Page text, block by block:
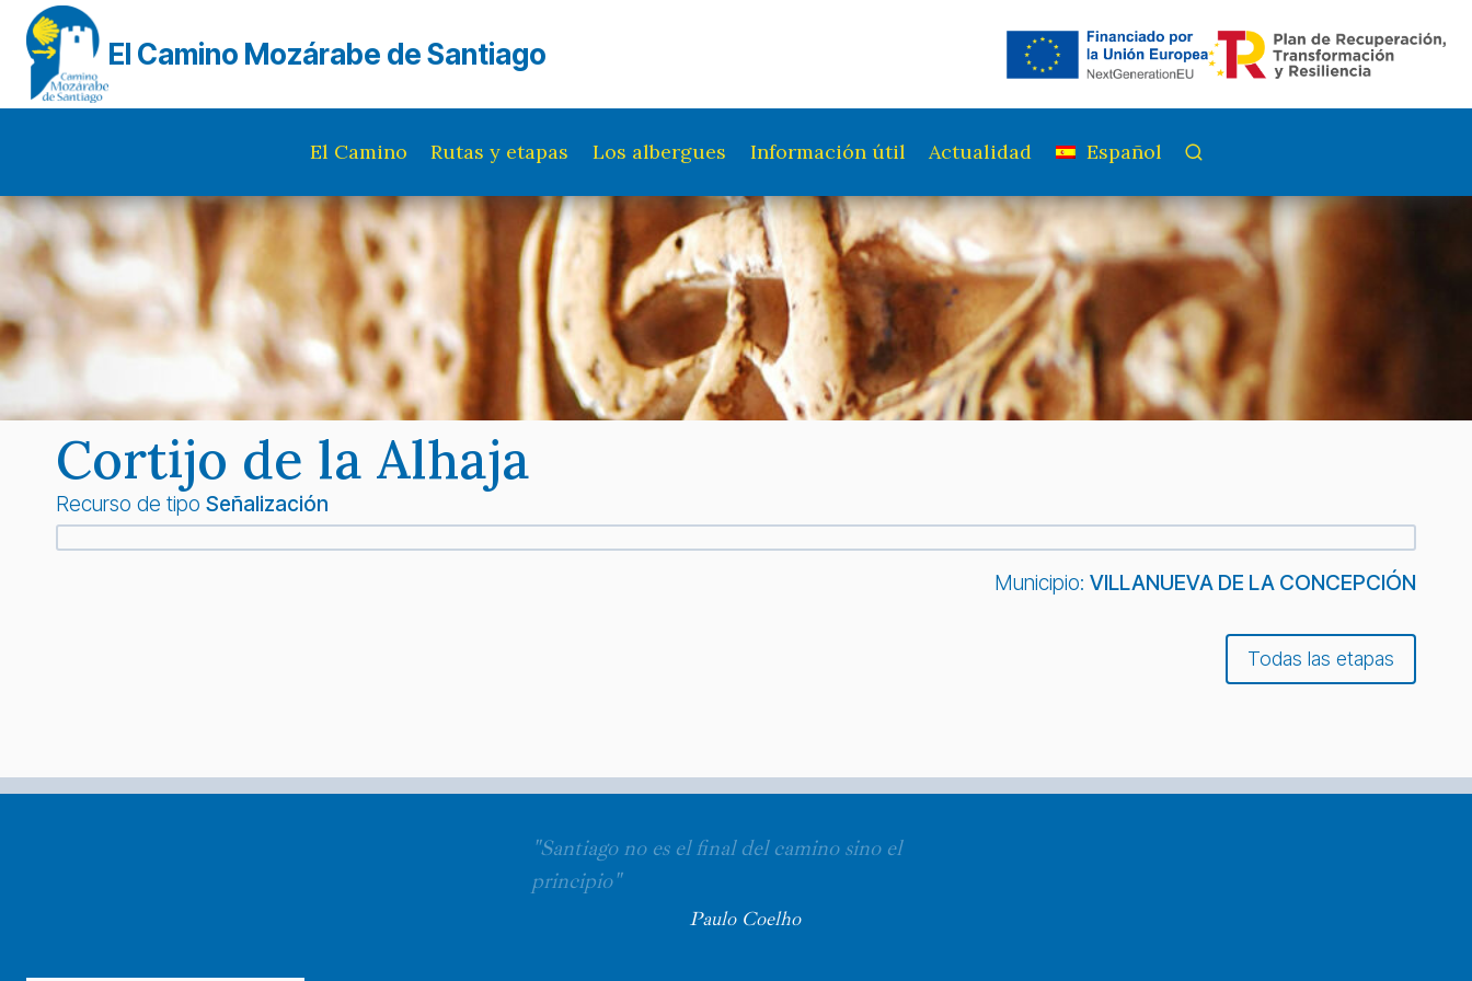
Saltar
contenido
El Camino Mozárabe de Santiago
El Camino Rutas y etapas Los albergues Información útil Actualidad Español
Cortijo de la Alhaja
Recurso de tipo Señalización
Municipio: VILLANUEVA DE LA CONCEPCIÓN
Todas las etapas
"Santiago no es el final del camino sino el
principio"
Paulo Coelho